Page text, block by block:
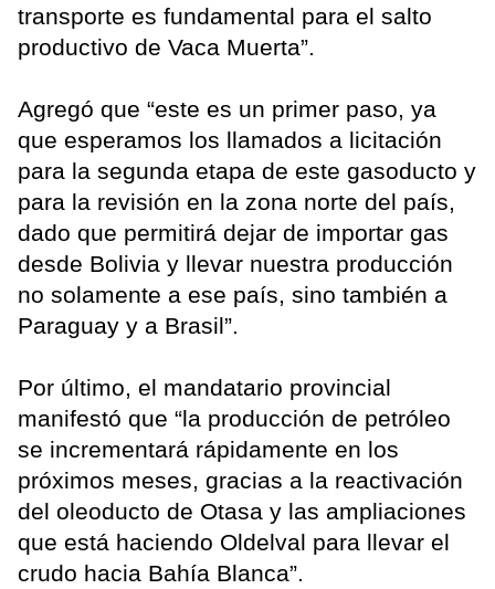
transporte es fundamental para el salto
productivo de Vaca Muerta”.
Agregó que “este es un primer paso, ya
que esperamos los llamados a licitación
para la segunda etapa de este gasoducto y
para la revisión en la zona norte del país,
dado que permitirá dejar de importar gas
desde Bolivia y llevar nuestra producción
no solamente a ese país, sino también a
Paraguay y a Brasil”.
Por último, el mandatario provincial
manifestó que “la producción de petróleo
se incrementará rápidamente en los
próximos meses, gracias a la reactivación
del oleoducto de Otasa y las ampliaciones
que está haciendo Oldelval para llevar el
crudo hacia Bahía Blanca”.